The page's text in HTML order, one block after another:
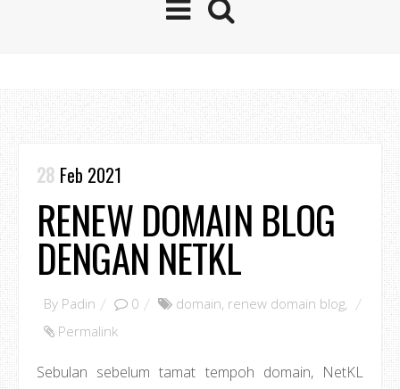
28 Feb 2021
RENEW DOMAIN BLOG
DENGAN NETKL
By Padin 0 domain, renew domain blog,
Permalink
Sebulan sebelum tamat tempoh domain, NetKL